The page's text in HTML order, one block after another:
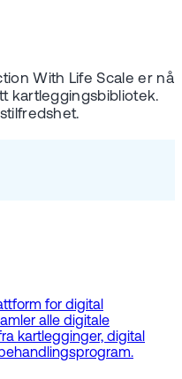
With Life Scale er nå
kartleggingsbibliotek.
for digital
alle digitale
kartlegginger, digital